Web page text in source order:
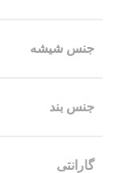
جنس شیشه
جنس بند
گارانتی